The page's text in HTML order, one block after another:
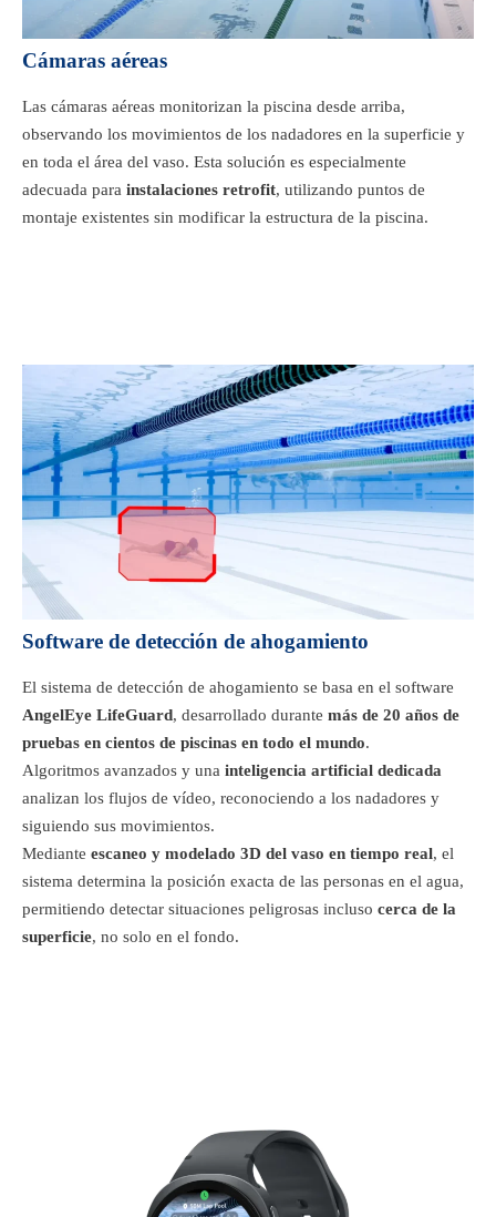
Cámaras aéreas
Las cámaras aéreas monitorizan la piscina desde arriba,
observando los movimientos de los nadadores en la superficie y
en toda el área del vaso. Esta solución es especialmente
adecuada para instalaciones retrofit, utilizando puntos de
montaje existentes sin modificar la estructura de la piscina.
Software de detección de ahogamiento
El sistema de detección de ahogamiento se basa en el software
AngelEye LifeGuard, desarrollado durante más de 20 años de
pruebas en cientos de piscinas en todo el mundo.
Algoritmos avanzados y una inteligencia artificial dedicada
analizan los flujos de vídeo, reconociendo a los nadadores y
siguiendo sus movimientos.
Mediante escaneo y modelado 3D del vaso en tiempo real, el
sistema determina la posición exacta de las personas en el agua,
permitiendo detectar situaciones peligrosas incluso cerca de la
superficie, no solo en el fondo.